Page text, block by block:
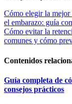
Navegación
de
entradas
Cómo elegir la
el embarazo: guía
Cómo evitar la
comunes y cómo
Contenidos
Guía completa de
consejos prácticos